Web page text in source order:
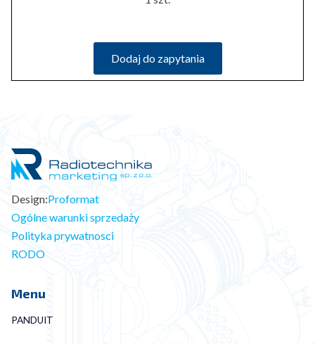
Dodaj do zapytania
Design:Proformat
Ogólne warunki sprzedaży
Polityka prywatnosci
RODO
Menu
PANDUIT